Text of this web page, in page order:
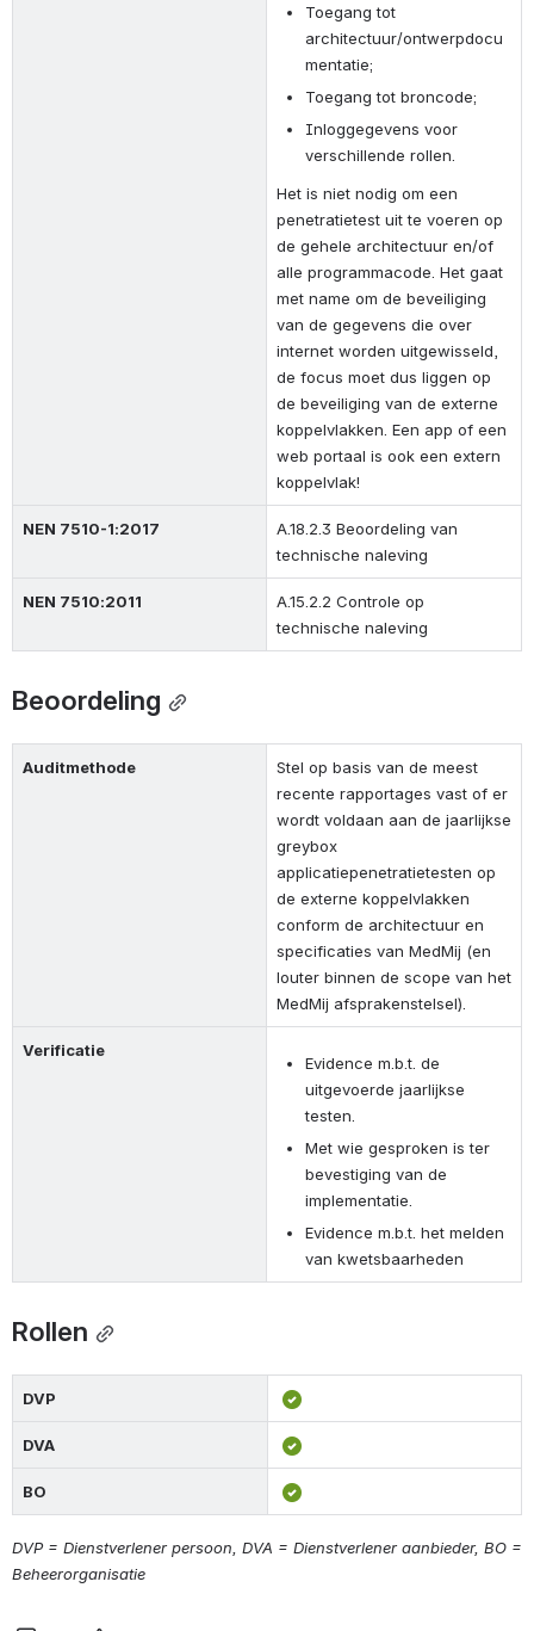
Toegang tot
architectuur/ontwerpdocu
mentatie;
Toegang tot broncode;
Inloggegevens voor
verschillende rollen.
Het is niet nodig om een
penetratietest uit te voeren op
de gehele architectuur en/of
alle programmacode. Het gaat
met name om de beveiliging
van de gegevens die over
internet worden uitgewisseld,
de focus moet dus liggen op
de beveiliging van de externe
koppelvlakken. Een app of een
web portaal is ook een extern
koppelvlak!
NEN 7510-1:2017
A.18.2.3 Beoordeling van
technische naleving
NEN 7510:2011
A.15.2.2 Controle op
technische naleving
Beoordeling
Auditmethode
Stel op basis van de meest
recente rapportages vast of er
wordt voldaan aan de jaarlijkse
greybox
applicatiepenetratietesten op
de externe koppelvlakken
conform de architectuur en
specificaties van MedMij (en
louter binnen de scope van het
MedMij afsprakenstelsel).
Verificatie
Evidence m.b.t. de
uitgevoerde jaarlijkse
testen.
Met wie gesproken is ter
bevestiging van de
implementatie.
Evidence m.b.t. het melden
van kwetsbaarheden
Rollen
DVP
DVA
BO
DVP = Dienstverlener persoon, DVA = Dienstverlener aanbieder, BO =
Beheerorganisatie